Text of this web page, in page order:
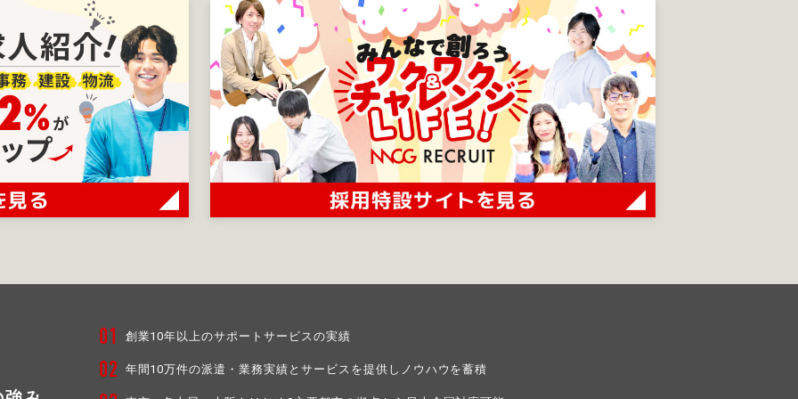
01 創業10年以上のサポートサービスの実績
02 年間10万件の派遣・業務実績と サービスを提供しノウハウを蓄積